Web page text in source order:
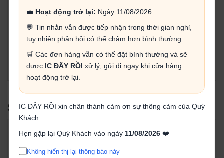
💼 Hoạt động trở lại: Ngày 11/08/2026.
💬 Tin nhắn vẫn được tiếp nhận trong thời gian nghỉ,
tuy nhiên phản hồi có thể chậm hơn bình thường.
🛒 Các đơn hàng vẫn có thể đặt bình thường và sẽ
được IC ĐÂY RỒI xử lý, gửi đi ngay khi cửa hàng
hoạt động trở lại.
IC ĐÂY RỒI xin chân thành cảm ơn sự thông cảm của Quý
Khách.
Hẹn gặp lại Quý Khách vào ngày 11/08/2026❤️
Không hiển thị lại thông báo này
- Dòng điện đầu ra: 0 - 5A.
- Công xuất đầu ra: 75W.
- Nhiệt độ hoạt động: -40 to +85 độ.
- Hiệu suất hoạt động : 96%.
- Kích thước board: 51.2 * 26.2 * 15mm
- Cân nặng : 23g
SẢN PHẨM LIÊN QUAN